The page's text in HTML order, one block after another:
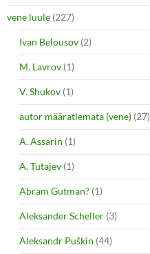
vene luule (227)
Ivan Belousov (2)
M. Lavrov (1)
V. Shukov (1)
autor määratlemata (vene) (27)
A. Assarin (1)
A. Tutajev (1)
Abram Gutman? (1)
Aleksander Scheller (3)
Aleksandr Puškin (44)